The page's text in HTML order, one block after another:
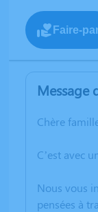
Faire-
Message
Chère
C’est avec
Nous vous
pensées à